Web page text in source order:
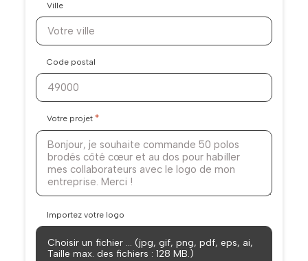
Ville
Code postal
Votre projet *
Importez votre logo
Choisir un fichier … (jpg, gif, png, pdf, eps, ai,
Taille max. des fichiers : 128 MB.)